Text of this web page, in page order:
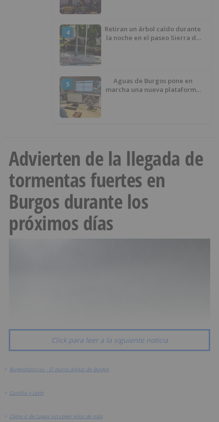
4
Retiran un árbol caído durante
la noche en el paseo Sierra de
5
Aguas de Burgos pone en
marcha una nueva plataforma
Advierten de la llegada de
tormentas fuertes en
Burgos durante los
próximos días
Click para leer a la siguiente noticia
> BurgosNoticias - El diario digital de Burgos
> Castilla y León
> Cómo ir de tapas sin coger kilos de más